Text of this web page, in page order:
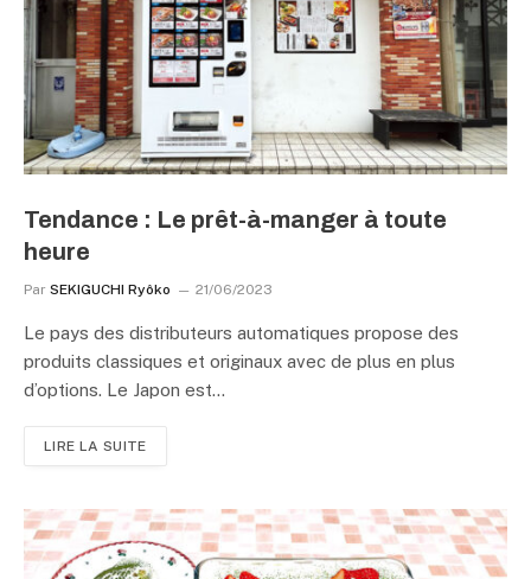
Tendance : Le prêt-à-manger à toute
heure
Par SEKIGUCHI Ryôko 21/06/2023
Le pays des distributeurs automatiques propose des
produits classiques et originaux avec de plus en plus
d’options. Le Japon est…
LIRE LA SUITE